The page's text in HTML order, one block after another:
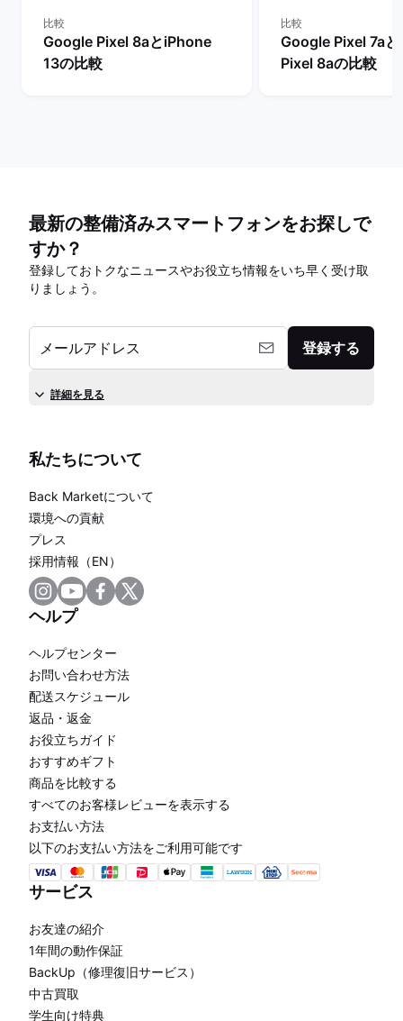
比較
Google Pixel 8aとiPhone
13の比較
比較
Google Pixel 7a
Pixel 8aの比較
最新の整備済みスマートフォンをお探しで
すか？
登録しておトクなニュースやお役立ち情報をいち早く受け取
りましょう。
メールアドレス 登録する
詳細を見る
私たちについて
Back Marketについて
環境への貢献
プレス
採用情報（EN）
ヘルプ
ヘルプセンター
お問い合わせ方法
配送スケジュール
返品・返金
お役立ちガイド
おすすめギフト
商品を比較する
すべてのお客様レビューを表示する
お支払い方法
以下のお支払い方法をご利用可能です
サービス
お友達の紹介
1年間の動作保証
BackUp（修理復旧サービス）
中古買取
学生向け特典